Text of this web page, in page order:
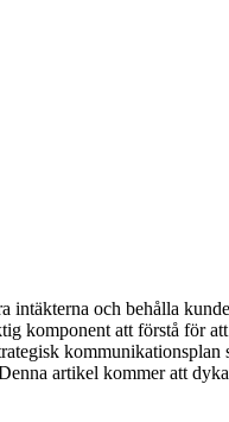
och behålla
komponent att förstå för att
kommunikationsplan
artikel kommer att